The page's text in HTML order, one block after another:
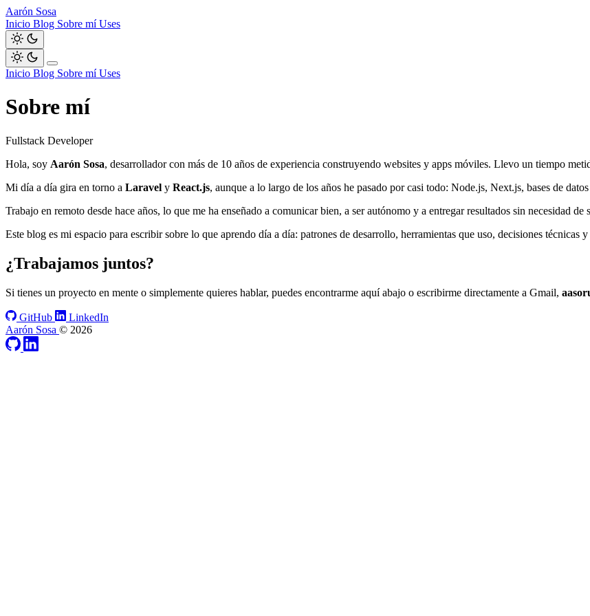
Aarón Sosa
Inicio Blog Sobre míUses
Inicio Blog Sobre míUses
Sobre mí
Fullstack Developer
Hola, soy Aarón Sosa, desarrollador con más de 10 años de experiencia construyendo websites y apps móviles. Llevo un tiempo
Mi día a día gira en torno a Laravel y React.js, aunque a lo largo de los años he pasado por casi todo: Node.js, Next.js, bases de
Trabajo en remoto desde hace años, lo que me ha enseñado a comunicar bien, a ser autónomo y a entregar resultados sin necesidad de
Este blog es mi espacio para escribir sobre lo que aprendo día a día: patrones de desarrollo, herramientas que uso, decisiones técnicas
¿Trabajamos juntos?
Si tienes un proyecto en mente o simplemente quieres hablar, puedes encontrarme aquí abajo o escribirme directamente a Gmail,
GitHub
LinkedIn
Aarón Sosa © 2026